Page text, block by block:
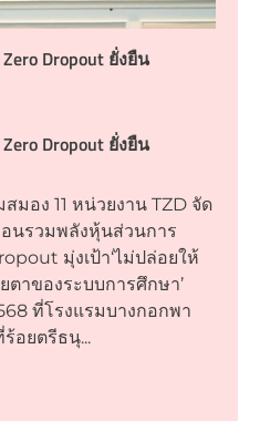
Dropout ยั่งยืน
Dropout ยั่งยืน
มอง 11 หน่วยงาน TZD จัด
นรวมพลังหุ้นส่วนการ
มุ่งเป้า‘ไม่ปล่อยให้
าของระบบการศึกษา’
ที่โรงแรมบางกอกพา
อยตรีธนุ...